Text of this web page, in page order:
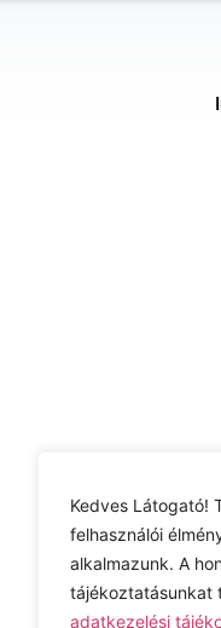
Kedves Látogató!
felhasználói
alkalmazunk. A
tájékoztatásunkat
adatkezelési